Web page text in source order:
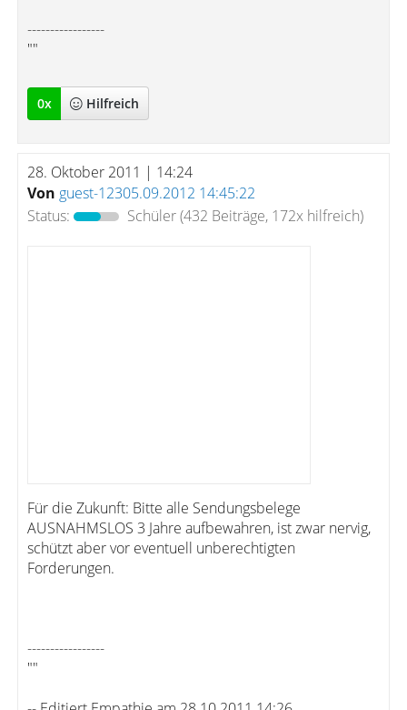
-----------------
""
0x Hilfreich
28. Oktober 2011 | 14:24
Von guest-12305.09.2012 14:45:22
Status:
Schüler(432 Beiträge, 172x hilfreich)
Für die Zukunft: Bitte alle Sendungsbelege
AUSNAHMSLOS 3 Jahre aufbewahren, ist zwar nervig,
schützt aber vor eventuell unberechtigten
Forderungen.
-----------------
""